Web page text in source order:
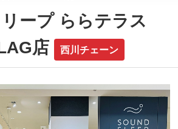
ープ ららテラス
店
西川チェーン